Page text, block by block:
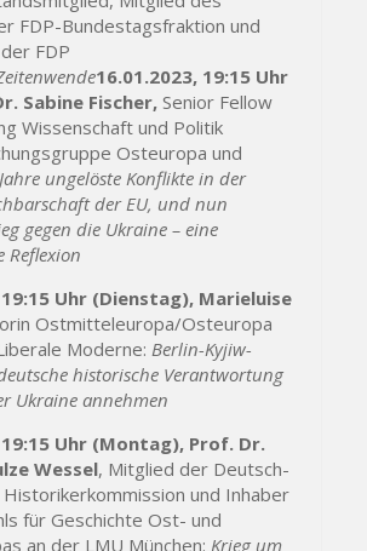
FDP-Bundestagsfraktion und
FDP
16.01.2023, 19:15 Uhr
Sabine Fischer,Senior Fellow
Wissenschaft und Politik
Osteuropa und
ungelöste Konflikte in der
der EU, und nun
gegen die Ukraine – eine
Reflexion
Uhr (Dienstag), Marieluise
Ostmitteleuropa/Osteuropa
Moderne:Berlin-Kyjiw-
historische Verantwortung
Ukraine annehmen
19:15 Uhr (Montag), Prof. Dr.
Wessel, Mitglied der Deutsch-
Historikerkommission und Inhaber
für Geschichte Ost- und
an der LMU München: Krieg um